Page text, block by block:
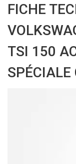
FICHE
TSI 150
SPÉCIALE